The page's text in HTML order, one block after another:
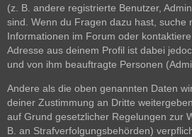
(z. B. andere registrierte Benutzer,
sind. Wenn du Fragen dazu hast, suche
Informationen im Forum oder
Adresse aus deinem Profil ist dabei
und von ihm beauftragte Personen
Andere als die oben genannten Daten
deiner Zustimmung an Dritte
auf Grund gesetzlicher Regelungen zur
B. an Strafverfolgungsbehörden)